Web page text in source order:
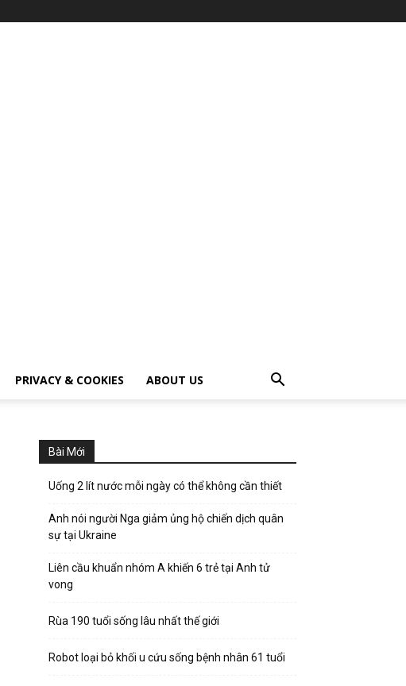
PRIVACY & COOKIES ABOUT US
Bài Mới
Uống 2 lít nước mỗi ngày có thể không cần thiết
Anh nói người Nga giảm ủng hộ chiến dịch quân
sự tại Ukraine
Liên cầu khuẩn nhóm A khiến 6 trẻ tại Anh tử
vong
Rùa 190 tuổi sống lâu nhất thế giới
Robot loại bỏ khối u cứu sống bệnh nhân 61 tuổi